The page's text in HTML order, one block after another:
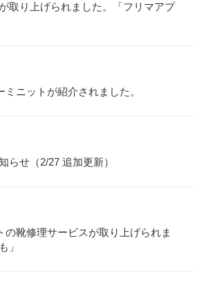
取り上げられました。「フリマアプ
ニットが紹介されました。
らせ（2/27 追加更新）
の靴修理サービスが取り上げられま
」